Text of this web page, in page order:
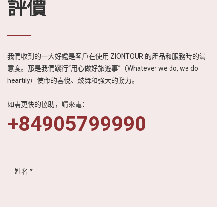
評價
我們收到的一大好處是客戶在使用 ZIONTOUR 的產品和服務時的滿
意度。那是我們踐行“用心做好旅遊事”（Whatever we do, we do
heartily）使命的喜悅、鼓舞和強大的動力。
如需更快的協助，請來電：
+84905799990